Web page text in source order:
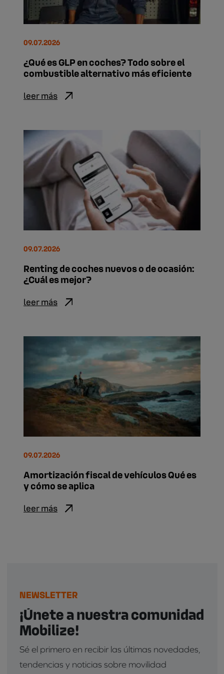
¿Qué es GLP en coches? Todo sobre el
combustible alternativo más eficiente
09.07.2026
leer más
Renting de coches nuevos o de ocasión:
¿Cuál es mejor?
09.07.2026
leer más
Amortización fiscal de vehículos Qué es
y cómo se aplica
09.07.2026
leer más
NEWSLETTER
¡Únete a nuestra comunidad
Mobilize!
Sé el primero en recibir las últimas novedades,
tendencias y noticias sobre movilidad